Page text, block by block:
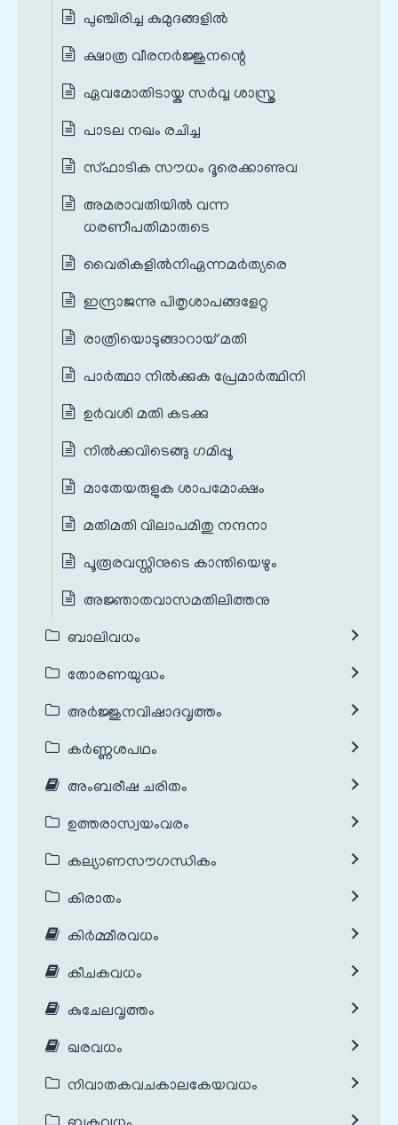
പുഞ്ചിരിച്ച കുമുദങ്ങളിൽ
ക്ഷാത്ര വീരനർജ്ജുനന്റെ
ഏവമോതിടായ്ക സർവ്വ ശാസ്ത്ര
പാടല നഖം രചിച്ച
സ്ഫാടിക സൗധം ദൂരെക്കാണുവ
അമരാവതിയിൽ വന്ന
ധരണീപതിമാരുടെ
വൈരികളിൽനിഏന്നമർത്യരെ
ഇന്ദ്രാജന്നു പിതൃശാപങ്ങളേറ്റ
രാത്രിയൊടുങ്ങാറായ് മതി
പാർത്ഥാ നിൽക്കുക പ്രേമാർത്ഥിനി
ഉർവശി മതി കടക്കു
നിൽക്കവിടെങ്ങു ഗമിപ്പൂ
മാതേയരുളുക ശാപമോക്ഷം
മതിമതി വിലാപമിതു നന്ദനാ
പൂരൂരവസ്സിനുടെ കാന്തിയെഴും
അജ്ഞാതവാസമതിലിത്തനു
ബാലിവധം
തോരണയുദ്ധം
അർജ്ജുനവിഷാദവൃത്തം
കർണ്ണശപഥം
അംബരീഷ ചരിതം
ഉത്തരാസ്വയംവരം
കല്യാണസൗഗന്ധികം
കിരാതം
കിർമ്മീരവധം
കീചകവധം
കുചേലവൃത്തം
ഖരവധം
നിവാതകവചകാലകേയവധം